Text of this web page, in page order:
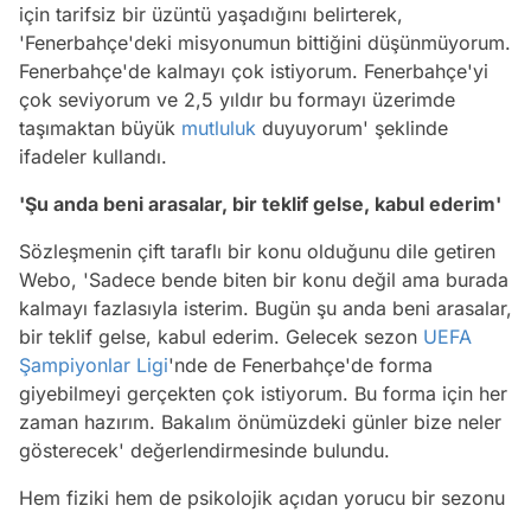
için tarifsiz bir üzüntü yaşadığını belirterek,
'Fenerbahçe'deki misyonumun bittiğini düşünmüyorum.
Fenerbahçe'de kalmayı çok istiyorum. Fenerbahçe'yi
çok seviyorum ve 2,5 yıldır bu formayı üzerimde
taşımaktan büyük mutluluk duyuyorum' şeklinde
ifadeler kullandı.
'Şu anda beni arasalar, bir teklif gelse, kabul ederim'
Sözleşmenin çift taraflı bir konu olduğunu dile getiren
Webo, 'Sadece bende biten bir konu değil ama burada
kalmayı fazlasıyla isterim. Bugün şu anda beni arasalar,
bir teklif gelse, kabul ederim. Gelecek sezon UEFA
Şampiyonlar Ligi'nde de Fenerbahçe'de forma
giyebilmeyi gerçekten çok istiyorum. Bu forma için her
zaman hazırım. Bakalım önümüzdeki günler bize neler
gösterecek' değerlendirmesinde bulundu.
Hem fiziki hem de psikolojik açıdan yorucu bir sezonu